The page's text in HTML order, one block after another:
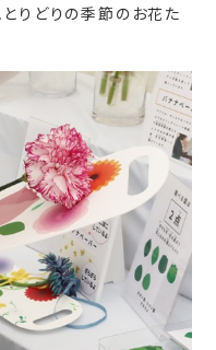
りどりの季節のお花た